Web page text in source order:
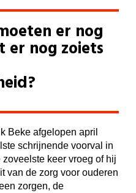
er nog
er nog zoiets
Beke afgelopen april
schrijnende voorval in
keer vroeg of hij
van de zorg voor ouderen
zorgen, de